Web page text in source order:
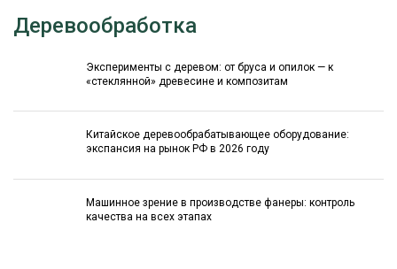
Деревообработка
Эксперименты с деревом: от бруса и опилок — к
«стеклянной» древесине и композитам
Китайское деревообрабатывающее оборудование:
экспансия на рынок РФ в 2026 году
Машинное зрение в производстве фанеры: контроль
качества на всех этапах